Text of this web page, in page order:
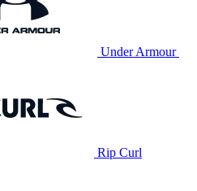
Under Armour
Rip Curl